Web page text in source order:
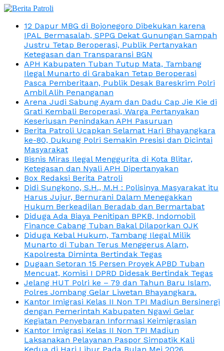
12 Dapur MBG di Bojonegoro Dibekukan karena
IPAL Bermasalah, SPPG Dekat Gunungan Sampah
Justru Tetap Beroperasi, Publik Pertanyakan
Ketegasan dan Transparansi BGN
APH Kabupaten Tuban Tutup Mata, Tambang
Ilegal Munarto di Grabakan Tetap Beroperasi
Pasca Pemberitaan, Publik Desak Bareskrim Polri
Ambil Alih Penanganan
Arena Judi Sabung Ayam dan Dadu Cap Jie Kie di
Grati Kembali Beroperasi, Warga Pertanyakan
Keseriusan Penindakan APH Pasuruan
Berita Patroli Ucapkan Selamat Hari Bhayangkara
ke-80, Dukung Polri Semakin Presisi dan Dicintai
Masyarakat
Bisnis Miras Ilegal Menggurita di Kota Blitar,
Ketegasan dan Nyali APH Dipertanyakan
Box Redaksi Berita Patroli
Didi Sungkono, S.H., M.H : Polisinya Masyarakat itu
Harus Jujur, Bernurani Dalam Menegakkan
Hukum Berkeadilan Beradab dan Bermartabat
Diduga Ada Biaya Penitipan BPKB, Indomobil
Finance Cabang Tuban Bakal Dilaporkan OJK
Diduga Kebal Hukum, Tambang Ilegal Milik
Munarto di Tuban Terus Menggerus Alam,
Kapolresta Diminta Bertindak Tegas
Dugaan Setoran 15 Persen Proyek APBD Tuban
Mencuat, Komisi I DPRD Didesak Bertindak Tegas
Jelang HUT Polri ke – 79 dan Tahun Baru Islam,
Polres Jombang Gelar Liwetan Bhayangkara.
Kantor Imigrasi Kelas II Non TPI Madiun Bersinergi
dengan Pemerintah Kabupaten Ngawi Gelar
Kegiatan Penyebaran Informasi Keimigrasian
Kantor Imigrasi Kelas II Non TPI Madiun
Laksanakan Pelayanan Paspor Simpatik Kali